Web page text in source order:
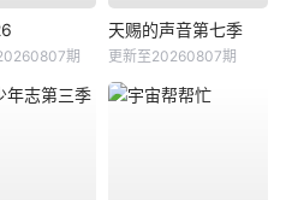
期
天赐的声音第七季
更新至20260807期